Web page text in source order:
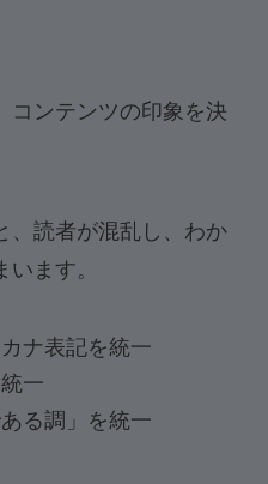
コンテンツの印象を決
、読者が混乱し、わか
ます。
ナ表記を統一
一
る調」を統一